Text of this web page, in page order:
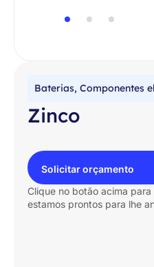
Baterias, Componentes
Zinco
Solicitar orçamento
Clique no botão acima
estamos prontos para lhe